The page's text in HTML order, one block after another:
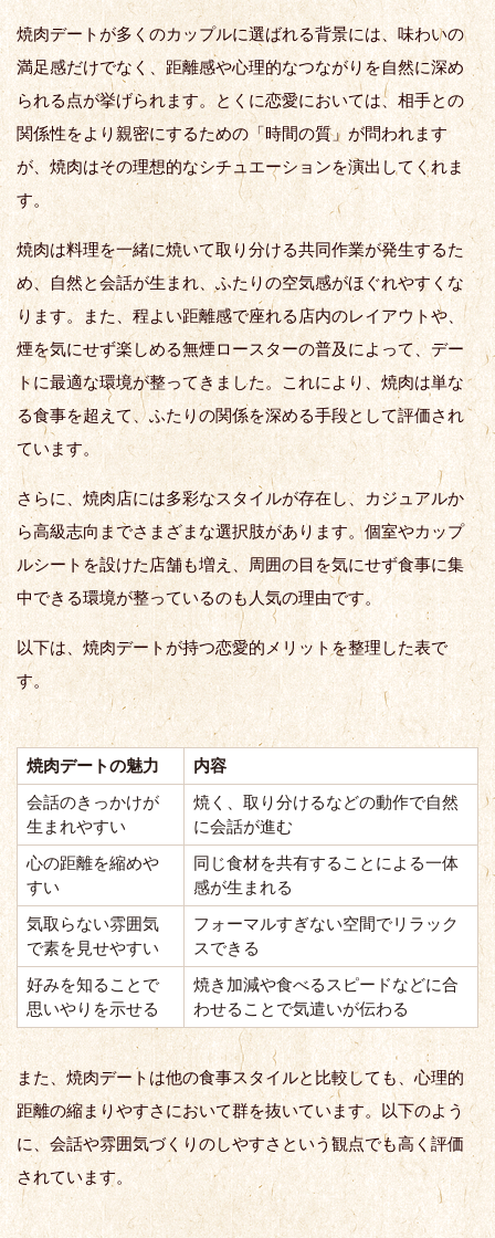
焼肉デートが多くのカップルに選ばれる背景には、味わいの
満足感だけでなく、距離感や心理的なつながりを自然に深め
られる点が挙げられます。とくに恋愛においては、相手との
関係性をより親密にするための「時間の質」が問われます
が、焼肉はその理想的なシチュエーションを演出してくれま
す。
焼肉は料理を一緒に焼いて取り分ける共同作業が発生するた
め、自然と会話が生まれ、ふたりの空気感がほぐれやすくな
ります。また、程よい距離感で座れる店内のレイアウトや、
煙を気にせず楽しめる無煙ロースターの普及によって、デー
トに最適な環境が整ってきました。これにより、焼肉は単な
る食事を超えて、ふたりの関係を深める手段として評価され
ています。
さらに、焼肉店には多彩なスタイルが存在し、カジュアルか
ら高級志向までさまざまな選択肢があります。個室やカップ
ルシートを設けた店舗も増え、周囲の目を気にせず食事に集
中できる環境が整っているのも人気の理由です。
以下は、焼肉デートが持つ恋愛的メリットを整理した表で
す。
焼肉デートの魅力
内容
会話のきっかけが
生まれやすい
焼く、取り分けるなどの動作で自然
に会話が進む
心の距離を縮めや
すい
同じ食材を共有することによる一体
感が生まれる
気取らない雰囲気
で素を見せやすい
フォーマルすぎない空間でリラック
スできる
好みを知ることで
思いやりを示せる
焼き加減や食べるスピードなどに合
わせることで気遣いが伝わる
また、焼肉デートは他の食事スタイルと比較しても、心理的
距離の縮まりやすさにおいて群を抜いています。以下のよう
に、会話や雰囲気づくりのしやすさという観点でも高く評価
されています。